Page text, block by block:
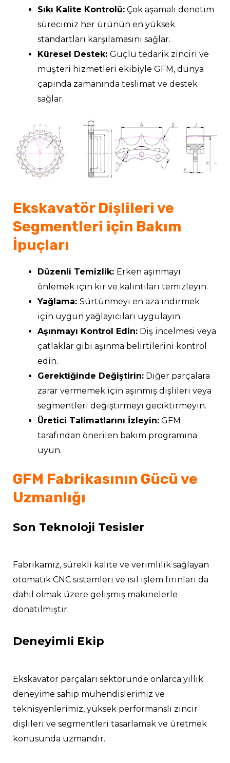
Sıkı Kalite Kontrolü: Çok aşamalı denetim
sürecimiz her ürünün en yüksek
standartları karşılamasını sağlar.
Küresel Destek: Güçlü tedarik zinciri ve
müşteri hizmetleri ekibiyle GFM, dünya
çapında zamanında teslimat ve destek
sağlar.
Ekskavatör Dişlileri ve
Segmentleri için Bakım
İpuçları
Düzenli Temizlik: Erken aşınmayı
önlemek için kir ve kalıntıları temizleyin.
Yağlama: Sürtünmeyi en aza indirmek
için uygun yağlayıcıları uygulayın.
Aşınmayı Kontrol Edin: Diş incelmesi veya
çatlaklar gibi aşınma belirtilerini kontrol
edin.
Gerektiğinde Değiştirin: Diğer parçalara
zarar vermemek için aşınmış dişlileri veya
segmentleri değiştirmeyi geciktirmeyin.
Üretici Talimatlarını İzleyin: GFM
tarafından önerilen bakım programına
uyun.
GFM Fabrikasının Gücü ve
Uzmanlığı
Son Teknoloji Tesisler
Fabrikamız, sürekli kalite ve verimlilik sağlayan
otomatik CNC sistemleri ve ısıl işlem fırınları da
dahil olmak üzere gelişmiş makinelerle
donatılmıştır.
Deneyimli Ekip
Ekskavatör parçaları sektöründe onlarca yıllık
deneyime sahip mühendislerimiz ve
teknisyenlerimiz, yüksek performanslı zincir
dişlileri ve segmentleri tasarlamak ve üretmek
konusunda uzmandır.